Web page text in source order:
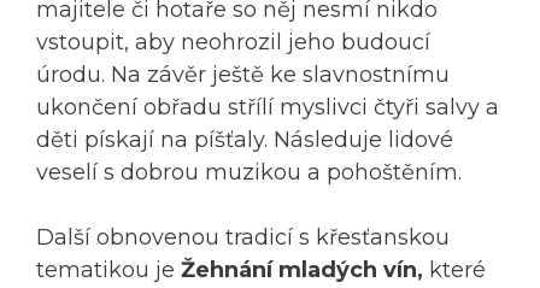
majitele či hotaře so něj nesmí nikdo
vstoupit, aby neohrozil jeho budoucí
úrodu. Na závěr ještě ke slavnostnímu
ukončení obřadu střílí myslivci čtyři salvy a
děti pískají na píšťaly. Následuje lidové
veselí s dobrou muzikou a pohoštěním.
Další obnovenou tradicí s křesťanskou
tematikou je Žehnání mladých vín, které